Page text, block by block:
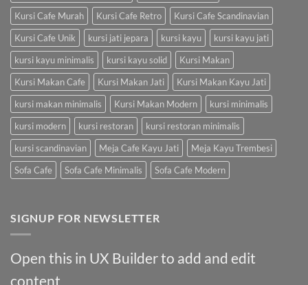
Kursi Cafe Murah
Kursi Cafe Retro
Kursi Cafe Scandinavian
Kursi Cafe Unik
kursi jati jepara kursi kayu
kursi kayu jati
kursi kayu minimalis
kursi kayu solid
Kursi Makan
Kursi Makan Cafe
Kursi Makan Jati
Kursi Makan Kayu Jati
kursi makan minimalis
Kursi Makan Modern
kursi minimalis
kursi modern
kursi restoran
kursi restoran minimalis
kursi scandinavian
Meja Cafe Kayu Jati
Meja Kayu Trembesi
Sofa Cafe
Sofa Cafe Minimalis Sofa Cafe Modern
SIGNUP FOR NEWSLETTER
Open this in UX Builder to add and edit
content